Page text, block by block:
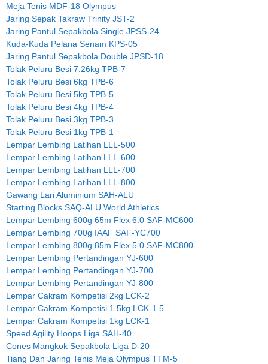
Meja Tenis MDF-18 Olympus
Jaring Sepak Takraw Trinity JST-2
Jaring Pantul Sepakbola Single JPSS-24
Kuda-Kuda Pelana Senam KPS-05
Jaring Pantul Sepakbola Double JPSD-18
Tolak Peluru Besi 7.26kg TPB-7
Tolak Peluru Besi 6kg TPB-6
Tolak Peluru Besi 5kg TPB-5
Tolak Peluru Besi 4kg TPB-4
Tolak Peluru Besi 3kg TPB-3
Tolak Peluru Besi 1kg TPB-1
Lempar Lembing Latihan LLL-500
Lempar Lembing Latihan LLL-600
Lempar Lembing Latihan LLL-700
Lempar Lembing Latihan LLL-800
Gawang Lari Aluminium SAH-ALU
Starting Blocks SAQ-ALU World Athletics
Lempar Lembing 600g 65m Flex 6.0 SAF-MC600
Lempar Lembing 700g IAAF SAF-YC700
Lempar Lembing 800g 85m Flex 5.0 SAF-MC800
Lempar Lembing Pertandingan YJ-600
Lempar Lembing Pertandingan YJ-700
Lempar Lembing Pertandingan YJ-800
Lempar Cakram Kompetisi 2kg LCK-2
Lempar Cakram Kompetisi 1.5kg LCK-1.5
Lempar Cakram Kompetisi 1kg LCK-1
Speed Agility Hoops Liga SAH-40
Cones Mangkok Sepakbola Liga D-20
Tiang Dan Jaring Tenis Meja Olympus TTM-5